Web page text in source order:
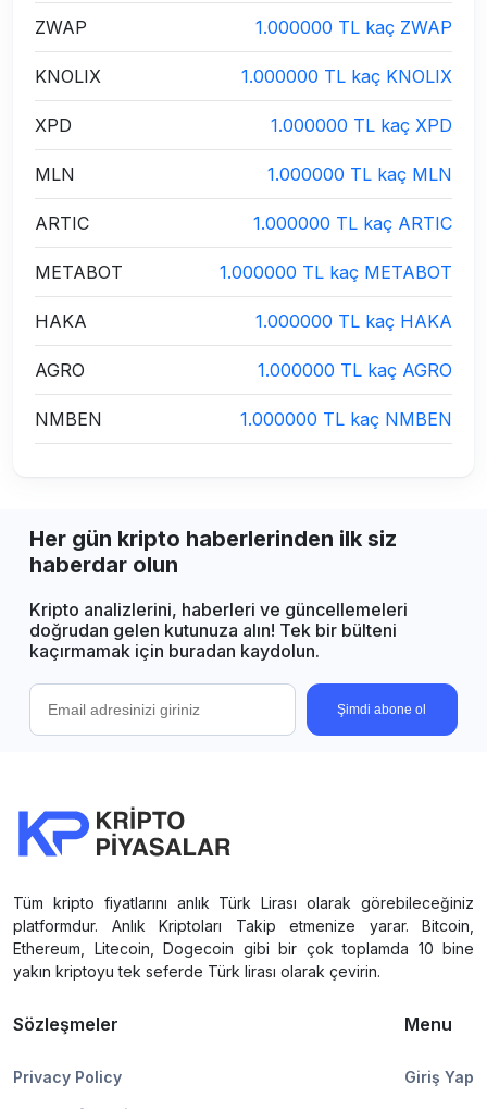
ZWAP 1.000000 TL kaç ZWAP
KNOLIX 1.000000 TL kaç KNOLIX
XPD 1.000000 TL kaç XPD
MLN 1.000000 TL kaç MLN
ARTIC 1.000000 TL kaç ARTIC
METABOT 1.000000 TL kaç METABOT
HAKA 1.000000 TL kaç HAKA
AGRO 1.000000 TL kaç AGRO
NMBEN 1.000000 TL kaç NMBEN
Her gün kripto haberlerinden ilk siz
haberdar olun
Kripto analizlerini, haberleri ve güncellemeleri
doğrudan gelen kutunuza alın! Tek bir bülteni
kaçırmamak için buradan kaydolun.
Şimdi abone ol
Tüm kripto fiyatlarını anlık Türk Lirası olarak görebileceğiniz
platformdur. Anlık Kriptoları Takip etmenize yarar. Bitcoin,
Ethereum, Litecoin, Dogecoin gibi bir çok toplamda 10 bine
yakın kriptoyu tek seferde Türk lirası olarak çevirin.
Sözleşmeler
Privacy Policy
Menu
Giriş Yap